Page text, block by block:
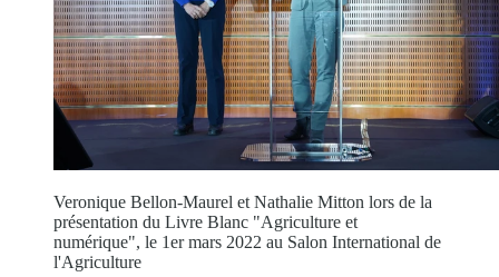
Veronique Bellon-Maurel et Nathalie Mitton lors de la
présentation du Livre Blanc "Agriculture et
numérique", le 1er mars 2022 au Salon International de
l'Agriculture